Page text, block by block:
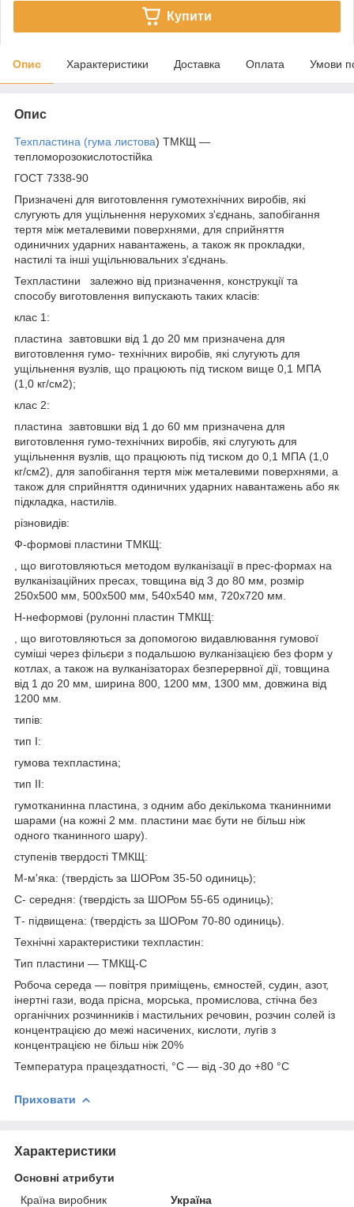
Купити
Опис Характеристики Доставка Оплата Умови
Опис
Техпластина (гума листова) ТМКЩ —
тепломорозокислотостійка
ГОСТ 7338-90
Призначені для виготовлення гумотехнічних виробів, які
слугують для ущільнення нерухомих з'єднань, запобігання
тертя між металевими поверхнями, для сприйняття
одиничних ударних навантажень, а також як прокладки,
настилі та інші ущільнювальних з'єднань.
Техпластини залежно від призначення, конструкції та
способу виготовлення випускають таких класів:
клас 1:
пластина завтовшки від 1 до 20 мм призначена для
виготовлення гумо- технічних виробів, які слугують для
ущільнення вузлів, що працюють під тиском вище 0,1 МПА
(1,0 кг/см2);
клас 2:
пластина завтовшки від 1 до 60 мм призначена для
виготовлення гумо-технічних виробів, які слугують для
ущільнення вузлів, що працюють під тиском до 0,1 МПА (1,0
кг/см2), для запобігання тертя між металевими поверхнями, а
також для сприйняття одиничних ударних навантажень або як
підкладка, настилів.
різновидів:
Ф-формові пластини ТМКЩ:
, що виготовляються методом вулканізації в прес-формах на
вулканізаційних пресах, товщина від 3 до 80 мм, розмір
250х500 мм, 500х500 мм, 540х540 мм, 720х720 мм.
Н-неформові (рулонні пластин ТМКЩ:
, що виготовляються за допомогою видавлювання гумової
суміші через фільєри з подальшою вулканізацією без форм у
котлах, а також на вулканізаторах безперервної дії, товщина
від 1 до 20 мм, ширина 800, 1200 мм, 1300 мм, довжина від
1200 мм.
типів:
тип I:
гумова техпластина;
тип II:
гумотканинна пластина, з одним або декількома тканинними
шарами (на кожні 2 мм. пластини має бути не більш ніж
одного тканинного шару).
ступенів твердості ТМКЩ:
М-м'яка: (твердість за ШОРом 35-50 одиниць);
С- середня: (твердість за ШОРом 55-65 одиниць);
Т- підвищена: (твердість за ШОРом 70-80 одиниць).
Технічні характеристики техпластин:
Тип пластини — ТМКЩ-С
Робоча середа — повітря приміщень, ємностей, судин, азот,
інертні гази, вода прісна, морська, промислова, стічна без
органічних розчинників і мастильних речовин, розчин солей із
концентрацією до межі насичених, кислоти, лугів з
концентрацією не більш ніж 20%
Температура працездатності, °C — від -30 до +80 °C
Приховати
Характеристики
Основні атрибути
Країна виробник
Україна